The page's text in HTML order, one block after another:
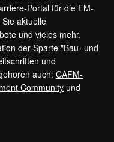
Portal für die FM-
aktuelle
und vieles mehr.
der Sparte "Bau- und
und
auch: CAFM-
Community und